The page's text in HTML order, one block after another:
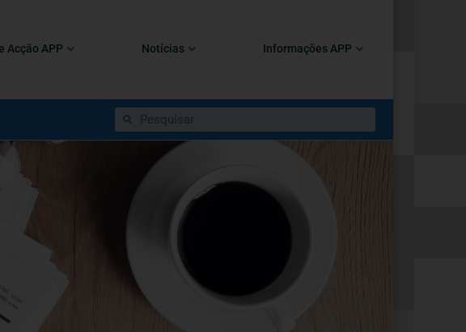
Acção APP Notícias Informações APP